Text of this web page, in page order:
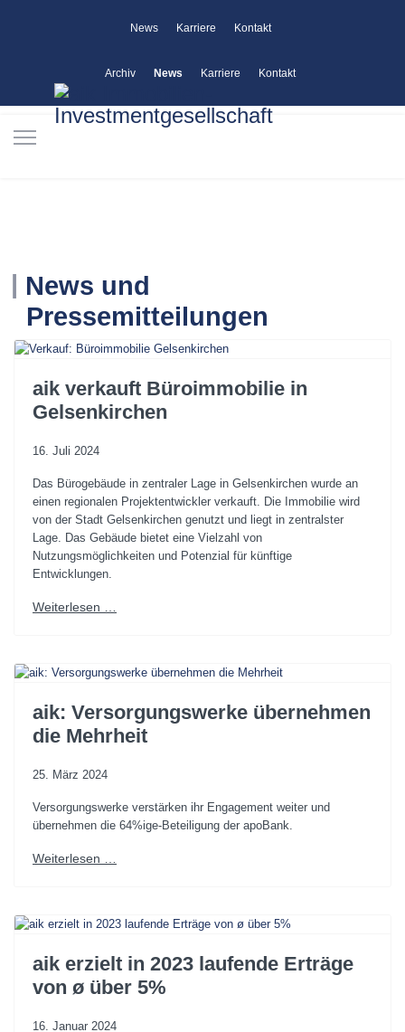
News Karriere Kontakt
Archiv News Karriere Kontakt
News und
Pressemitteilungen
aik verkauft Büroimmobilie in
Gelsenkirchen
16. Juli 2024
Das Bürogebäude in zentraler Lage in Gelsenkirchen wurde an
einen regionalen Projektentwickler verkauft. Die Immobilie wird
von der Stadt Gelsenkirchen genutzt und liegt in zentralster
Lage. Das Gebäude bietet eine Vielzahl von
Nutzungsmöglichkeiten und Potenzial für künftige
Entwicklungen.
Weiterlesen …
aik: Versorgungswerke übernehmen
die Mehrheit
25. März 2024
Versorgungswerke verstärken ihr Engagement weiter und
übernehmen die 64%ige-Beteiligung der apoBank.
Weiterlesen …
aik erzielt in 2023 laufende Erträge
von ø über 5%
16. Januar 2024